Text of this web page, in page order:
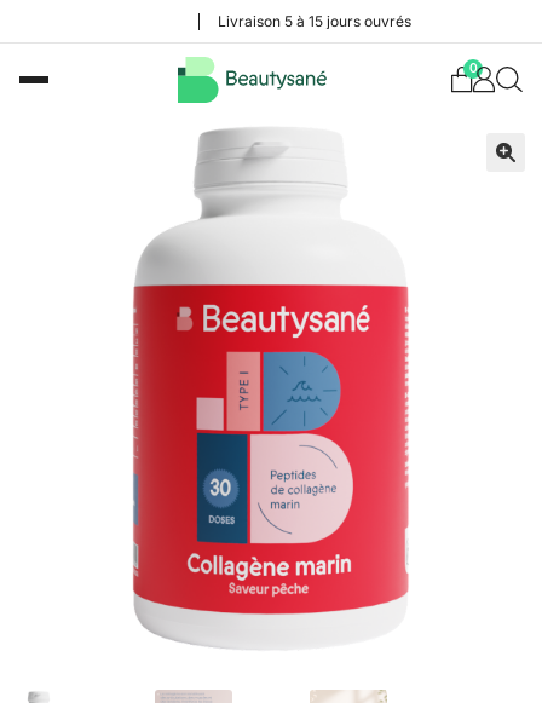
Livraison 5 à 15 jours ouvrés
0